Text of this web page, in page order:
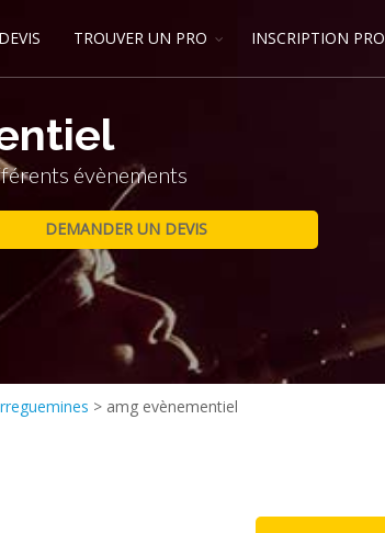
TROUVER UN PRO INSCRIPTION PRO
évènements
> amg evènementiel